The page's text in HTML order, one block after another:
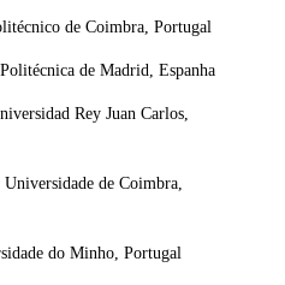
de Coimbra, Portugal
de Madrid, Espanha
Rey Juan Carlos,
de Coimbra,
do Minho, Portugal